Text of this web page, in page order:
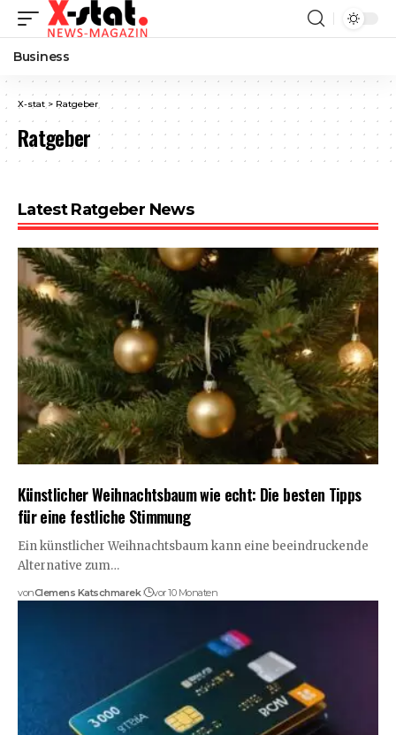
Business
X-stat > Ratgeber
Ratgeber
Latest Ratgeber News
Künstlicher Weihnachtsbaum wie echt: Die besten Tipps
für eine festliche Stimmung
Ein künstlicher Weihnachtsbaum kann eine beeindruckende
Alternative zum…
vonClemens Katschmarek vor 10 Monaten